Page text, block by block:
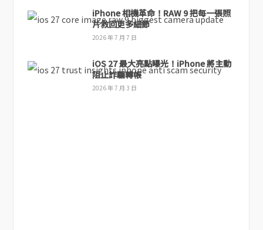
iPhone 相機革命！RAW 9 把每一張照
片救回更多細節
2026 年 7 月 7 日
iOS 27 最大亮點曝光！iPhone 將主動
阻止詐騙轉帳
2026 年 7 月 3 日